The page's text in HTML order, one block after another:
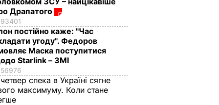
Драпатого
93401
постійно каже: "Час
угоду". Федоров
Маска поступитися
Starlink – ЗМІ
56976
спека в Україні сягне
максимуму. Коли стане